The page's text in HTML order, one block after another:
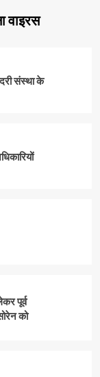
वाइरस
संस्था के
पूर्व
को